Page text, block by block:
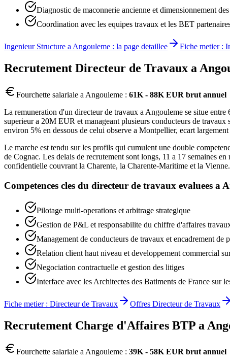
Diagnostic de maconnerie ancienne et dimensionnement
Coordination avec les equipes travaux et les BET
Ingenieur Structure a Angouleme : la page detaillee Fiche metier :
Recrutement Directeur de Travaux a
Fourchette salariale a Angouleme : 61K - 88K EUR brut annuel
La remuneration d'un directeur de travaux a Angouleme se situe
superieur a 20M EUR et manageant plusieurs conducteurs de
environ 5% en dessous de celui observe a Montpellier, ecart
Le marche est tendu sur les profils qui cumulent une double
de Cognac. Les delais de recrutement sont longs, 11 a 17 semaines
confidentielle couvrant la Charente, la Charente-Maritime et la Vienne.
Competences cles du directeur de travaux evaluees a
Pilotage multi-operations et arbitrage strategique
Gestion de P&L et responsabilite du chiffre d'affaires
Management de conducteurs de travaux et encadrement de
Relation client haut niveau et developpement commercial
Negociation contractuelle et gestion des litiges
Interface avec les Architectes des Batiments de France sur
Fiche metier : Directeur de Travaux Offres Directeur de Travaux
Recrutement Charge d'Affaires BTP a
Fourchette salariale aAngouleme : 39K - 58K EUR brut annuel